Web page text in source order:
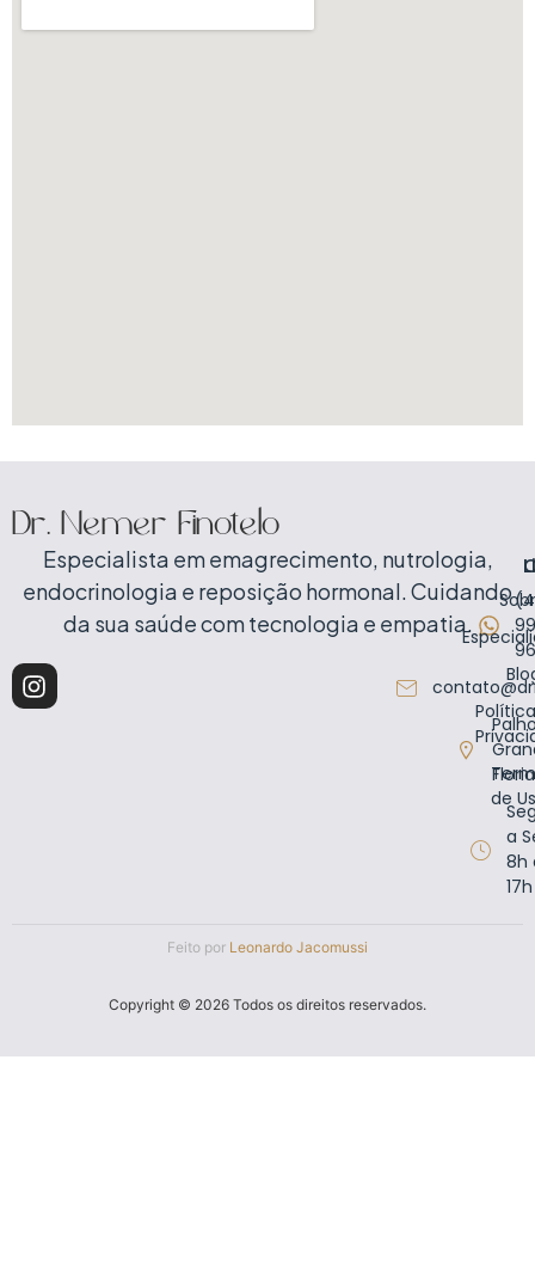
Dr. Nemer Finotelo
Especialista em emagrecimento, nutrologia,
endocrinologia e reposição hormonal. Cuidando
da sua saúde com tecnologia e empatia.
a
8h
17h
de
Feito por Leonardo Jacomussi
Copyright © 2026 Todos os direitos reservados.